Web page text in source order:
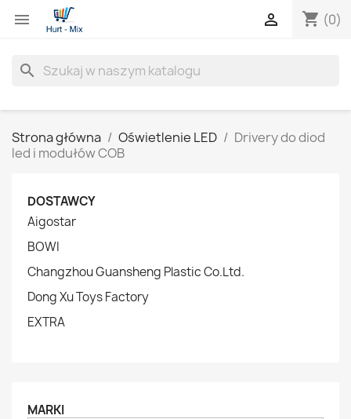
 shopping_cart (0)

search
Strona główna Oświetlenie LED
Drivery do diod
led i modułów COB
DOSTAWCY
Aigostar
BOWI
Changzhou Guansheng Plastic Co.Ltd.
Dong Xu Toys Factory
EXTRA
MARKI